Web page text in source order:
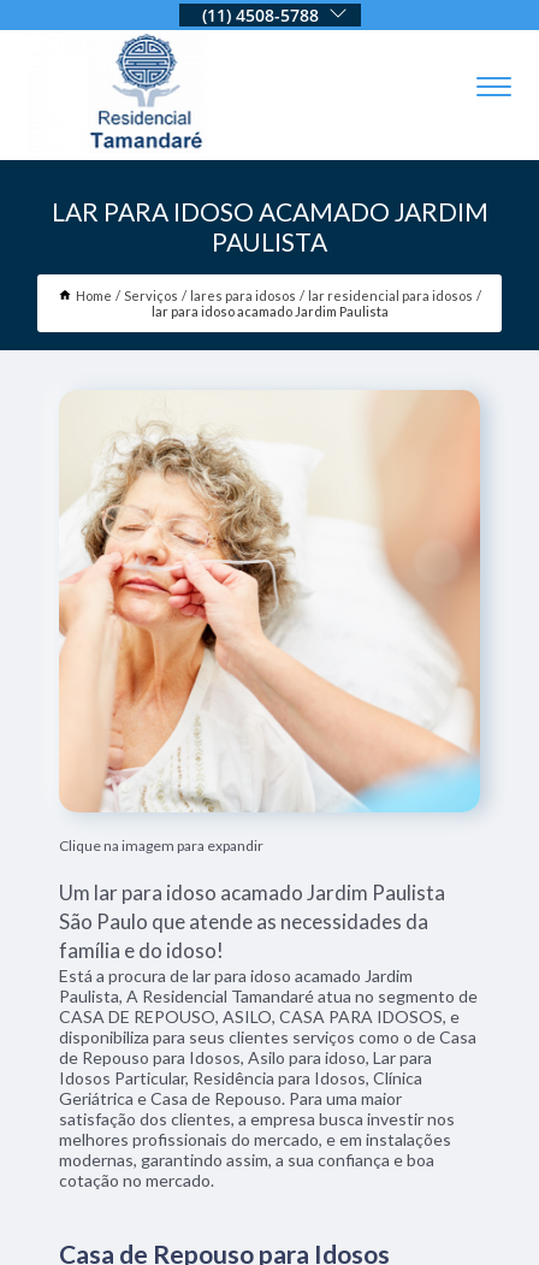
(11) 4508-5788
LAR PARA IDOSO ACAMADO JARDIM
PAULISTA
Home Serviços lares para idosos
lar residencial para idosos
lar para idoso acamado Jardim Paulista
Clique na imagem para expandir
Um lar para idoso acamado Jardim Paulista
São Paulo que atende as necessidades da
família e do idoso!
Está a procura de lar para idoso acamado Jardim
Paulista, A Residencial Tamandaré atua no segmento de
CASA DE REPOUSO, ASILO, CASA PARA IDOSOS, e
disponibiliza para seus clientes serviços como o de Casa
de Repouso para Idosos, Asilo para idoso, Lar para
Idosos Particular, Residência para Idosos, Clínica
Geriátrica e Casa de Repouso. Para uma maior
satisfação dos clientes, a empresa busca investir nos
melhores profissionais do mercado, e em instalações
modernas, garantindo assim, a sua confiança e boa
cotação no mercado.
Casa de Repouso para Idosos